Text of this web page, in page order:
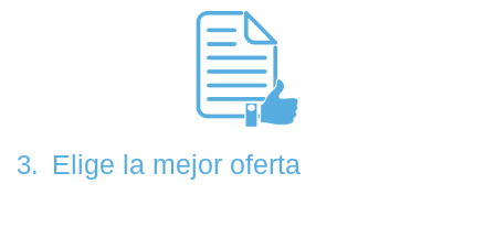
3. Elige la mejor oferta